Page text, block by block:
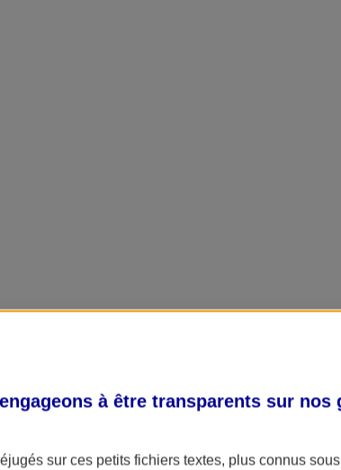
à être transparents sur nos
sur ces petits fichiers textes, plus connus